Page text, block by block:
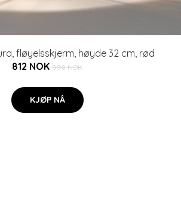
fløyelsskjerm, høyde 32 cm, rød
812 NOK 998 NOK
KJØP NÅ